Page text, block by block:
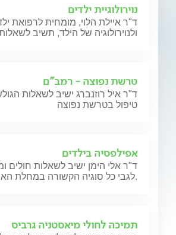
נוירולוגיית ילדים
ד"ר איילת הלוי, מומחית לרפואת
ולנוירולוגיה של הילד, תשיב
טרשת נפוצה - רמב"ם
ד"ר איל רוזנברג ישיב לשאלות
טיפול בטרשת נפוצה
אפילפסיה בילדים
ד"ר אלי הימן ישיב לשאלות חולים
לגבי כל סוגיה הקשורה במחלת האפילפסיה.
תמיכה לחולי מיאסטניה גרביס